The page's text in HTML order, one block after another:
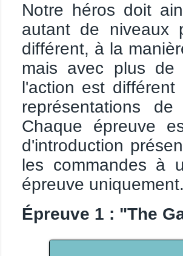
Notre héros doit
autant de niveaux
différent, à la
mais avec plus
l'action est
représentations
Chaque épreuve
d'introduction
les commandes à
épreuve
Épreuve 1 : "The